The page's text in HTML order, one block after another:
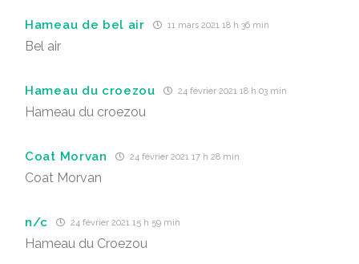
Hameau de bel air 11 mars 2021 18 h 36 min
Bel air
Hameau du croezou 24 février 2021 18 h 03 min
Hameau du croezou
Coat Morvan 24 février 2021 17 h 28 min
Coat Morvan
n/c 24 février 2021 15 h 59 min
Hameau du Croezou